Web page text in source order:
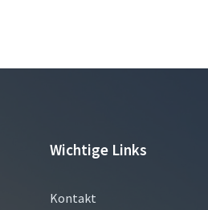
Wichtige Links
Kontakt